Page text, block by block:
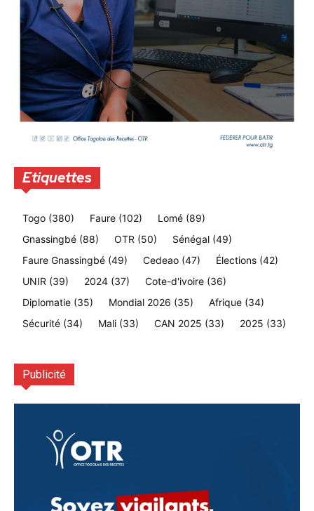
Etiquettes
Togo (380) Faure (102) Lomé (89)
Gnassingbé (88) OTR (50) Sénégal (49)
Faure Gnassingbé (49) Cedeao (47) Élections (42)
UNIR (39) 2024 (37) Cote-d'ivoire (36)
Diplomatie (35) Mondial 2026 (35) Afrique (34)
Sécurité (34) Mali (33) CAN 2025 (33) 2025 (33)
Publicité